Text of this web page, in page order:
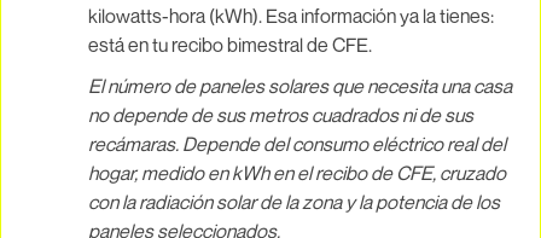
kilowatts-hora (kWh). Esa información ya la tienes:
está en tu recibo bimestral de CFE.
El número de paneles solares que necesita una casa
no depende de sus metros cuadrados ni de sus
recámaras. Depende del consumo eléctrico real del
hogar, medido en kWh en el recibo de CFE, cruzado
con la radiación solar de la zona y la potencia de los
paneles seleccionados.